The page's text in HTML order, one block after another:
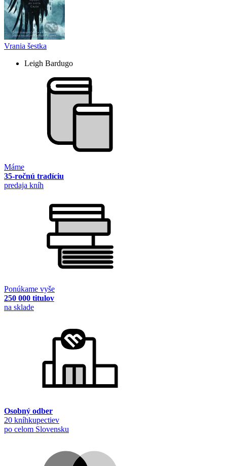
Vrania šestka
Leigh Bardugo
Máme
35-ročnú tradíciu
predaja kníh
Ponúkame vyše
250 000 titulov
na sklade
Osobný odber
20 kníhkupectiev
po celom Slovensku